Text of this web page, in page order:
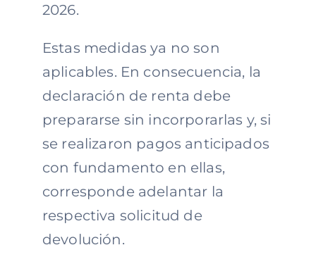
2026.
Estas medidas ya no son
aplicables. En consecuencia, la
declaración de renta debe
prepararse sin incorporarlas y, si
se realizaron pagos anticipados
con fundamento en ellas,
corresponde adelantar la
respectiva solicitud de
devolución.